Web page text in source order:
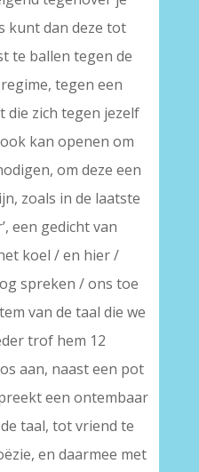
kunt dan deze tot
te ballen tegen de
tegen een
die zich tegen jezelf
kan openen om
om deze een
zoals in de laatste
een gedicht van
koel / en hier /
spreken / ons toe
van de taal die we
trof hem 12
aan, naast een pot
een ontembaar
taal, tot vriend te
en daarmee met